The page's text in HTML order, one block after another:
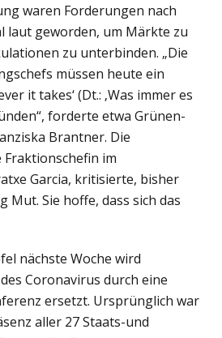
waren Forderungen nach
laut geworden, um Märkte zu
zu unterbinden. „Die
müssen heute ein
it takes‘ (Dt.: ‚Was immer es
forderte etwa Grünen-
Brantner. Die
im
Garcia, kritisierte, bisher
Mut. Sie hoffe, dass sich das
nächste Woche wird
Coronavirus durch eine
ersetzt. Ursprünglich war
aller 27 Staats-und